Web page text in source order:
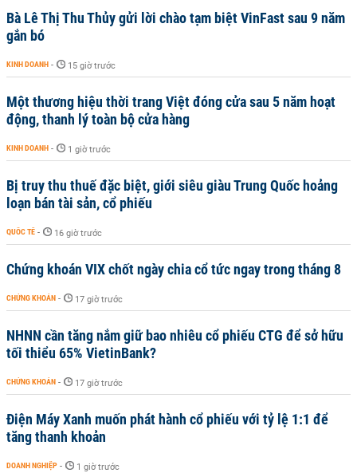
Bà Lê Thị Thu Thủy gửi lời chào tạm biệt VinFast sau 9 năm
gắn bó
KINH DOANH - 15 giờ trước
Một thương hiệu thời trang Việt đóng cửa sau 5 năm hoạt
động, thanh lý toàn bộ cửa hàng
KINH DOANH - 1 giờ trước
Bị truy thu thuế đặc biệt, giới siêu giàu Trung Quốc hoảng
loạn bán tài sản, cổ phiếu
QUỐC TẾ - 16 giờ trước
Chứng khoán VIX chốt ngày chia cổ tức ngay trong tháng 8
CHỨNG KHOÁN - 17 giờ trước
NHNN cần tăng nắm giữ bao nhiêu cổ phiếu CTG để sở hữu
tối thiểu 65% VietinBank?
CHỨNG KHOÁN - 17 giờ trước
Điện Máy Xanh muốn phát hành cổ phiếu với tỷ lệ 1:1 để
tăng thanh khoản
DOANH NGHIỆP - 1 giờ trước